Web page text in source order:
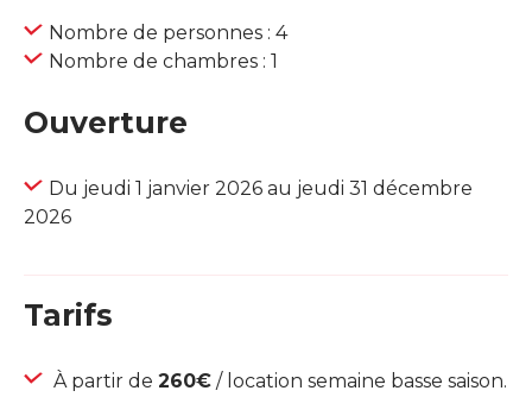
Nombre de personnes : 4
Nombre de chambres : 1
Ouverture
Du jeudi 1 janvier 2026 au jeudi 31 décembre
2026
Tarifs
À partir de 260€ / location semaine basse saison.